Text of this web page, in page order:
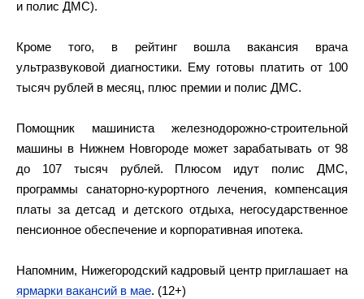
и полис ДМС).
Кроме того, в рейтинг вошла вакансия врача
ультразвуковой диагностики. Ему готовы платить от 100
тысяч рублей в месяц, плюс премии и полис ДМС.
Помощник машиниста железнодорожно-строительной
машины в Нижнем Новгороде может зарабатывать от 98
до 107 тысяч рублей. Плюсом идут полис ДМС,
программы санаторно-курортного лечения, компенсация
платы за детсад и детского отдыха, негосударственное
пенсионное обеспечение и корпоративная ипотека.
Напомним, Нижегородский кадровый центр приглашает на
ярмарки вакансий в мае. (12+)